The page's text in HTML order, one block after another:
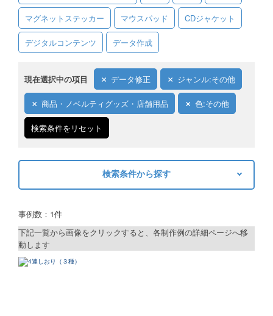
マグネットステッカー マウスパッド CDジャケット
デジタルコンテンツ データ作成
現在選択中の項目 データ修正 ジャンル:その他
商品・ノベルティグッズ・店舗用品 色:その他
検索条件をリセット
検索条件から探す
制作プランで探す
事例数：1件
下記一覧から画像をクリックすると、各制作例の詳細ページへ移
動します